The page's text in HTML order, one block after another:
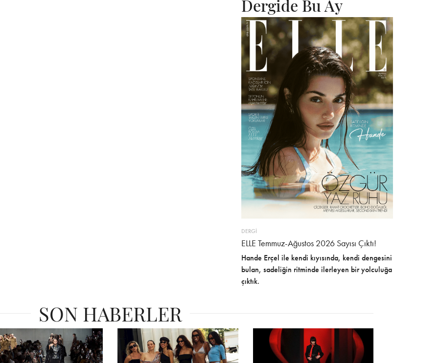
Dergide Bu Ay
DERGİ
ELLE Temmuz-Ağustos 2026 Sayısı Çıktı!
Hande Erçel ile kendi kıyısında, kendi dengesini
bulan, sadeliğin ritminde ilerleyen bir yolculuğa
çıktık.
SON HABERLER